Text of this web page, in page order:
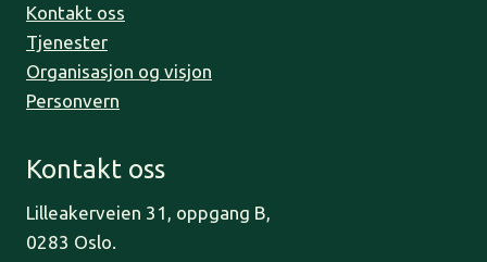
Kontakt oss
Tjenester
Organisasjon og visjon
Personvern
Kontakt oss
Lilleakerveien 31, oppgang B,
0283 Oslo.